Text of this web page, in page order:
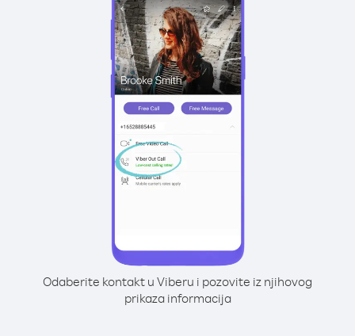
Odaberite kontakt u Viberu i pozovite iz njihovog
prikaza informacija